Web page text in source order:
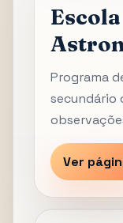
Programa
secundário
Ver